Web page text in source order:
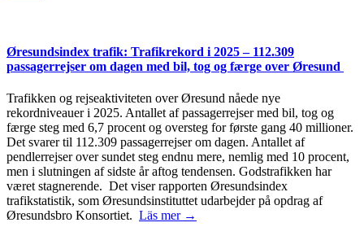
Øresundsindex trafik: Trafikrekord i 2025 – 112.309
passagerrejser om dagen med bil, tog og færge over Øresund
Trafikken og rejseaktiviteten over Øresund nåede nye
rekordniveauer i 2025. Antallet af passagerrejser med bil, tog og
færge steg med 6,7 procent og oversteg for første gang 40 millioner.
Det svarer til 112.309 passagerrejser om dagen. Antallet af
pendlerrejser over sundet steg endnu mere, nemlig med 10 procent,
men i slutningen af sidste år aftog tendensen. Godstrafikken har
været stagnerende. Det viser rapporten Øresundsindex
trafikstatistik, som Øresundsinstituttet udarbejder på opdrag af
Øresundsbro Konsortiet. Läs mer →